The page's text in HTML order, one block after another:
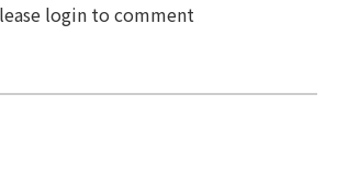
login to comment